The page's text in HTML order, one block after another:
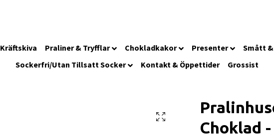
Kräftskiva Praliner & Tryfflar Chokladkakor Presenter Smått
Sockerfri/Utan Tillsatt Socker
Kontakt & Öppettider Grossist
Choklad